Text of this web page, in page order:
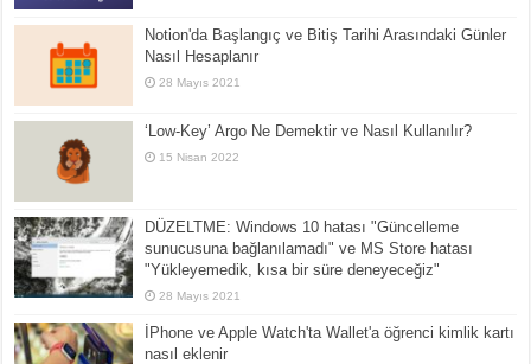
Notion'da Başlangıç ve Bitiş Tarihi Arasındaki Günler
Nasıl Hesaplanır
28 Mayıs 2021
‘Low-Key’ Argo Ne Demektir ve Nasıl Kullanılır?
15 Nisan 2022
DÜZELTME: Windows 10 hatası "Güncelleme
sunucusuna bağlanılamadı" ve MS Store hatası
"Yükleyemedik, kısa bir süre deneyeceğiz"
28 Mayıs 2021
İPhone ve Apple Watch'ta Wallet'a öğrenci kimlik kartı
nasıl eklenir